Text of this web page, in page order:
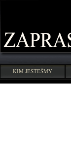
KIM JESTEŚMY